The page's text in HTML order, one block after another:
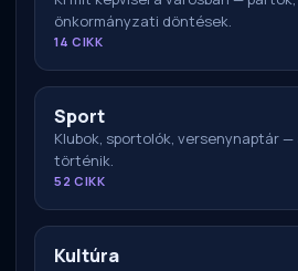
önkormányzati döntések.
14 CIKK
Sport
Klubok, sportolók, versenynaptár —
történik.
52 CIKK
Kultúra